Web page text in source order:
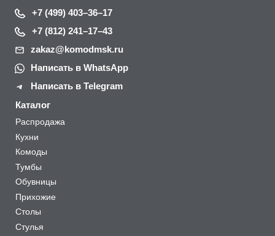
+7 (499) 403–36–17
+7 (812) 241–17–43
zakaz@komodmsk.ru
Написать в WhatsApp
Написать в Telegram
Каталог
Распродажа
Кухни
Комоды
Тумбы
Обувницы
Прихожие
Столы
Стулья